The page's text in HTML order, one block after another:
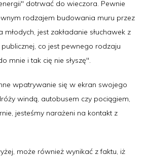
dotrwać do wieczora. Pewnie
rodzajem budowania muru przez
młodych, jest zakładanie słuchawek z
co jest pewnego rodzaju
mnie i tak cię nie słyszę".
wpatrywanie się w ekran swojego
windą, autobusem czy pociągiem,
jesteśmy narażeni na kontakt z
może również wynikać z faktu, iż